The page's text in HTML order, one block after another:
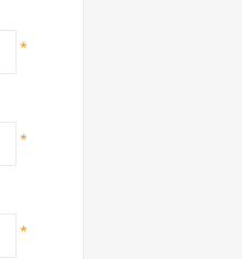
*
*
*